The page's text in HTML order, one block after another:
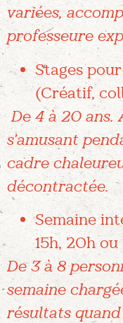
variées,
professeure
Stages
(Créatif,
De 4 à 20 ans.
s’amusant
cadre
décontractée.
Semaine
15h, 20h
De 3 à 8
semaine
résultats